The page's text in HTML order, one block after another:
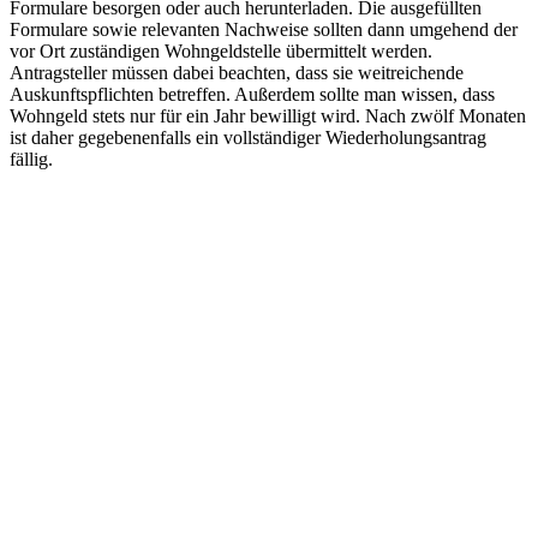
Formulare besorgen oder auch herunterladen. Die ausgefüllten
Formulare sowie relevanten Nachweise sollten dann umgehend der
vor Ort zuständigen Wohngeldstelle übermittelt werden.
Antragsteller müssen dabei beachten, dass sie weitreichende
Auskunftspflichten betreffen. Außerdem sollte man wissen, dass
Wohngeld stets nur für ein Jahr bewilligt wird. Nach zwölf Monaten
ist daher gegebenenfalls ein vollständiger Wiederholungsantrag
fällig.